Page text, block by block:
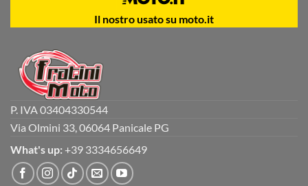
Il nostro usato su moto.it
P. IVA 03404330544
Via Olmini 33, 06064 Panicale PG
What's up: +39 3334656649